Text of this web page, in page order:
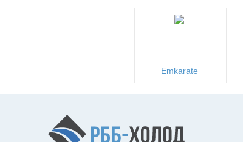
Emkarate